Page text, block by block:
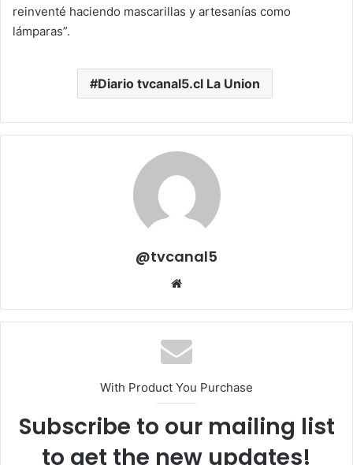
reinventé haciendo mascarillas y artesanías como
lámparas”.
Diario tvcanal5.cl La Union
@tvcanal5
With Product You Purchase
Subscribe to our mailing list
to get the new updates!